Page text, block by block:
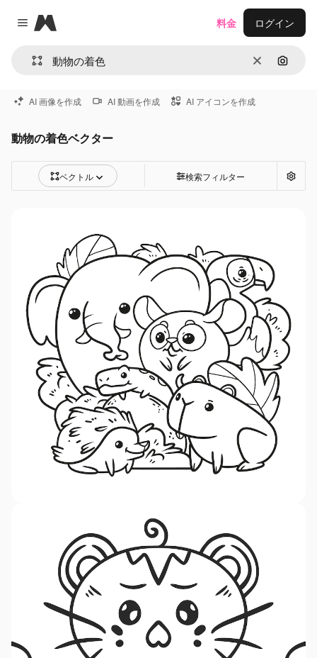
Close menu
Magnific
消去 画像で
料金 ログイン
AI 画像を作成 AI 動画を作成 AI アイコンを作成
動物の着色ベクター
ベクトル 検索フィルター